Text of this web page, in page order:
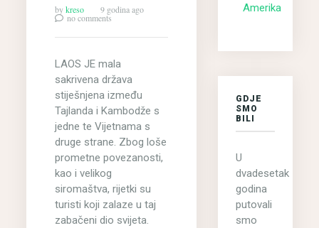
bykreso 9 godina ago
no comments
LAOS JE mala
sakrivena država
stiješnjena između
Tajlanda i Kambodže s
jedne te Vijetnama s
druge strane. Zbog loše
prometne povezanosti,
kao i velikog
siromaštva, rijetki su
turisti koji zalaze u taj
zabačeni dio svijeta.
Amerika
GDJE
SMO
BILI
U
dvadesetak
godina
putovali
smo